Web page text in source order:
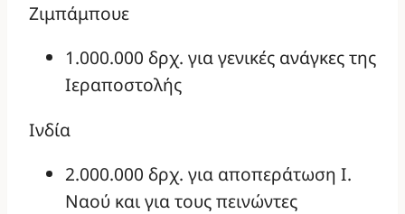
Ζιμπάμπουε
1.000.000 δρχ. για γενικές ανάγκες της
Ιεραποστολής
Ινδία
2.000.000 δρχ. για αποπεράτωση Ι.
Ναού και για τους πεινώντες